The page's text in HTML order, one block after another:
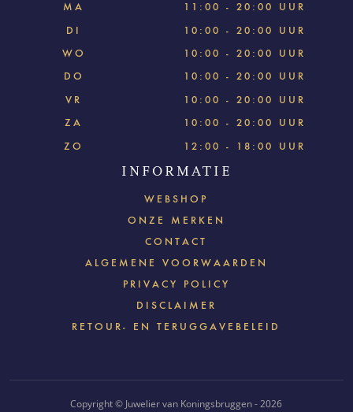
MA
11:00 - 20:00 UUR
DI
10:00 - 20:00 UUR
WO
10:00 - 20:00 UUR
DO
10:00 - 20:00 UUR
VR
10:00 - 20:00 UUR
ZA
10:00 - 20:00 UUR
ZO
12:00 - 18:00 UUR
INFORMATIE
WEBSHOP
ONZE MERKEN
CONTACT
ALGEMENE VOORWAARDEN
PRIVACY POLICY
DISCLAIMER
RETOUR- EN TERUGGAVEBELEID
Copyright © Juwelier van Koningsbruggen - 2026